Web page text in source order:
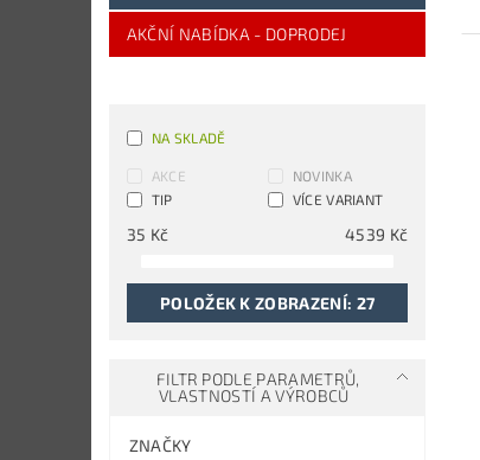
AKČNÍ NABÍDKA - DOPRODEJ
NA SKLADĚ
AKCE
NOVINKA
TIP
VÍCE VARIANT
35 Kč 4539 Kč
POLOŽEK K ZOBRAZENÍ: 27
FILTR PODLE PARAMETRŮ,
VLASTNOSTÍ A VÝROBCŮ
ZNAČKY